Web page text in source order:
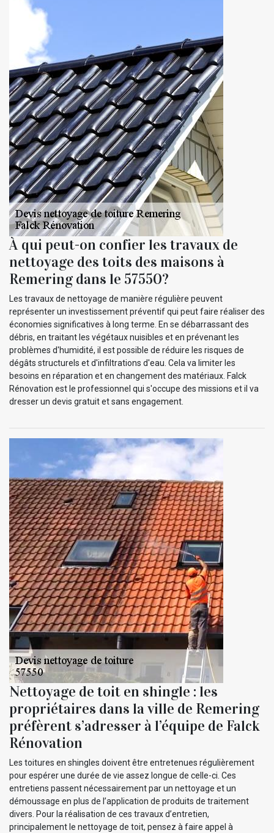
À qui peut-on confier les travaux de
nettoyage des toits des maisons à
Remering dans le 57550?
Les travaux de nettoyage de manière régulière peuvent
représenter un investissement préventif qui peut faire réaliser des
économies significatives à long terme. En se débarrassant des
débris, en traitant les végétaux nuisibles et en prévenant les
problèmes d'humidité, il est possible de réduire les risques de
dégâts structurels et d'infiltrations d'eau. Cela va limiter les
besoins en réparation et en changement des matériaux. Falck
Rénovation est le professionnel qui s'occupe des missions et il va
dresser un devis gratuit et sans engagement.
Nettoyage de toit en shingle : les
propriétaires dans la ville de Remering
préfèrent s’adresser à l’équipe de Falck
Rénovation
Les toitures en shingles doivent être entretenues régulièrement
pour espérer une durée de vie assez longue de celle-ci. Ces
entretiens passent nécessairement par un nettoyage et un
démoussage en plus de l’application de produits de traitement
divers. Pour la réalisation de ces travaux d’entretien,
principalement le nettoyage de toit, pensez à faire appel à